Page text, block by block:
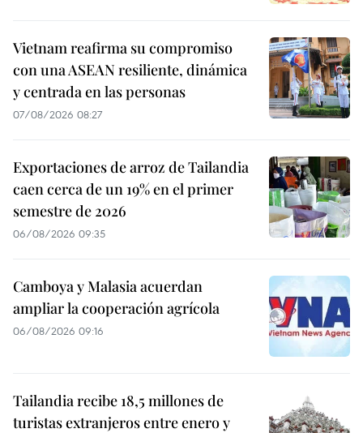
Vietnam reafirma su compromiso
con una ASEAN resiliente, dinámica
y centrada en las personas
07/08/2026 08:27
Exportaciones de arroz de Tailandia
caen cerca de un 19% en el primer
semestre de 2026
06/08/2026 09:35
Camboya y Malasia acuerdan
ampliar la cooperación agrícola
06/08/2026 09:16
Tailandia recibe 18,5 millones de
turistas extranjeros entre enero y